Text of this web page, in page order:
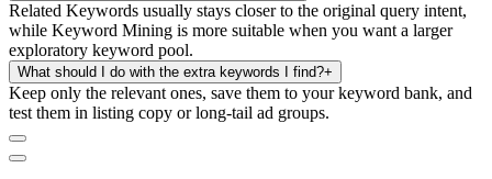
Related Keywords usually stays closer to the original query intent,
while Keyword Mining is more suitable when you want a larger
exploratory keyword pool.
What should I do with the extra keywords I find?+
Keep only the relevant ones, save them to your keyword bank, and
test them in listing copy or long-tail ad groups.